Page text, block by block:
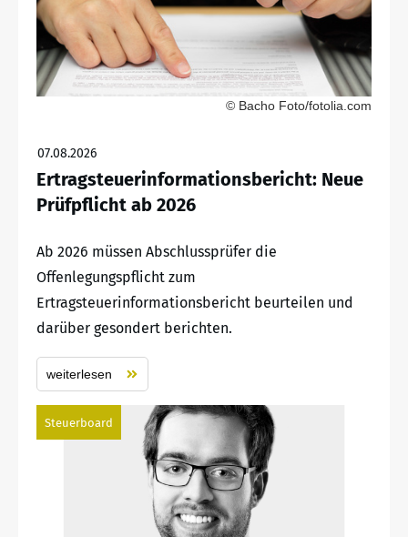
© Bacho Foto/fotolia.com
07.08.2026
Ertragsteuerinformationsbericht: Neue
Prüfpflicht ab 2026
Ab 2026 müssen Abschlussprüfer die
Offenlegungspflicht zum
Ertragsteuerinformationsbericht beurteilen und
darüber gesondert berichten.
weiterlesen
Steuerboard